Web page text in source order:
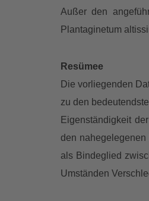
Außer den
Plantaginetum
Resümee
Die vorliegenden
zu den
Eigenständigkeit
den
als Bindeglied
Umständen